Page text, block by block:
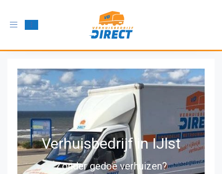
Schakel
Verhuisbedrijf in IJlst
Zonder gedoe verhuizen?